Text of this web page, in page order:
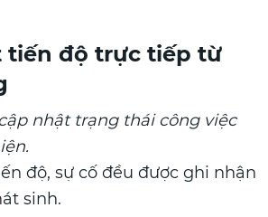
tiến độ trực tiếp từ
nhật trạng thái công việc
độ, sự cố đều được ghi nhận
sinh.